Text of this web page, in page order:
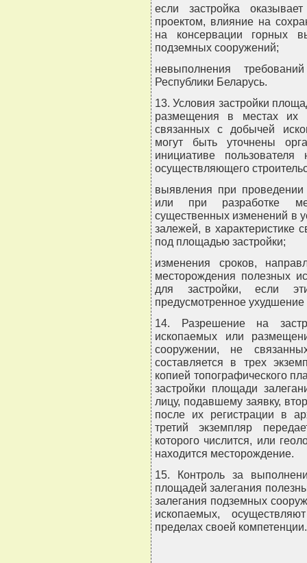
если застройка
проектом, влияние на
на консервации горных
подземных сооружений;
невыполнения
Республики Беларусь.
13. Условия застройки
размещения в местах их
связанных с добычей
могут быть уточнены
инициативе
осуществляющего
выявления при проведении
или при разработке
существенных изменений в
залежей, в характеристике
под площадью застройки;
изменения сроков,
месторождения полезных
для застройки, если
предусмотренное ухудшение
14. Разрешение на
ископаемых или
сооружении, не
составляется в трех
копией топографического
застройки площади
лицу, подавшему заявку,
после их регистрации в
третий экземпляр
которого числится, или
находится месторождение.
15. Контроль за
площадей залегания
залегания подземных
ископаемых,
пределах своей компетенции.